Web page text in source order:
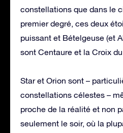
constellations que dans le
premier degré, ces deux
puissant et Bételgeuse (et
sont Centaure et la Croix du
Star et Orion sont –
constellations célestes –
proche de la réalité et non
seulement le soir, où la